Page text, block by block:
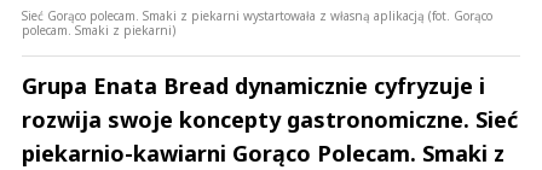
Sieć Gorąco polecam. Smaki z piekarni wystartowała z własną aplikacją (fot. Gorąco
polecam. Smaki z piekarni)
Grupa Enata Bread dynamicznie cyfryzuje i
rozwija swoje koncepty gastronomiczne. Sieć
piekarnio-kawiarni Gorąco Polecam. Smaki z